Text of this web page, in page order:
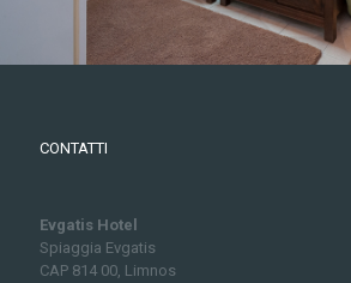
CONTATTI
Evgatis Hotel
Spiaggia Evgatis
CAP 814 00, Limnos